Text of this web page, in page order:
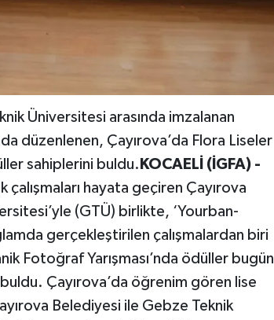
Üniversitesi arasında imzalanan
düzenlenen, Çayırova’da Flora Liseler
sahiplerini buldu. KOCAELİ (İGFA) -
hayata geçiren Çayırova
(GTÜ) birlikte, ‘Yourban-
gerçekleştirilen çalışmalardan biri
Fotoğraf Yarışması’nda ödüller bugün
Çayırova’da öğrenim gören lise
Belediyesi ile Gebze Teknik